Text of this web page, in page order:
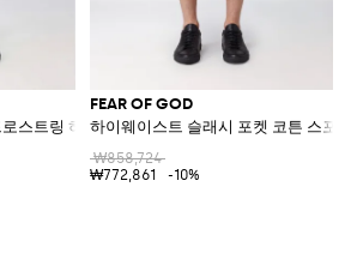
스트링 허리 장식
FEAR OF GOD
하이웨이스트 슬래시 포켓 코튼 스포
₩858,724
₩772,861
-10%